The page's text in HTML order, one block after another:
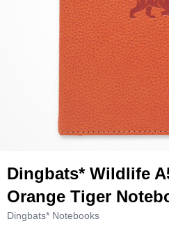
Dingbats* Wildlife
Orange Tiger
Dingbats* Notebooks